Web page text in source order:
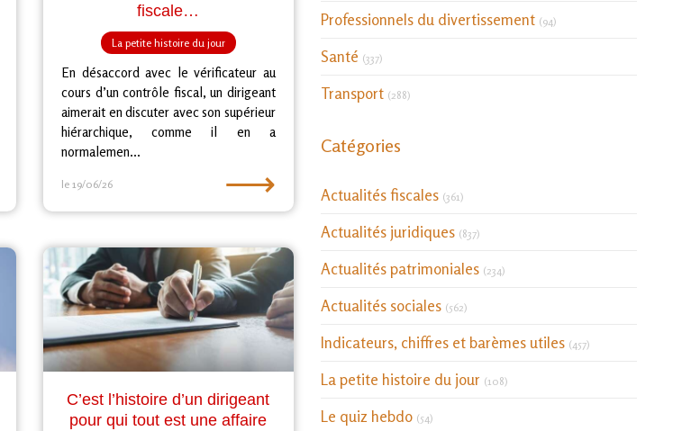
fiscale…
La petite histoire du jour
En désaccord avec le vérificateur au
cours d’un contrôle fiscal, un dirigeant
aimerait en discuter avec son supérieur
hiérarchique, comme il en a
normalemen...
le 19/06/26 ⟶
C’est l’histoire d’un dirigeant
pour qui tout est une affaire
Professionnels du divertissement (94)Articles Count
Santé (337)Articles Count
Transport (288)Articles Count
Catégories
Actualités fiscales (361)
Actualités juridiques (837)
Actualités patrimoniales (234)
Actualités sociales (562)
Indicateurs, chiffres et barèmes utiles (457)
La petite histoire du jour (108)
Le quiz hebdo (54)